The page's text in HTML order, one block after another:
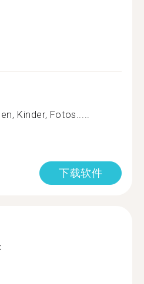
Kinder, Fotos.....
下载软件